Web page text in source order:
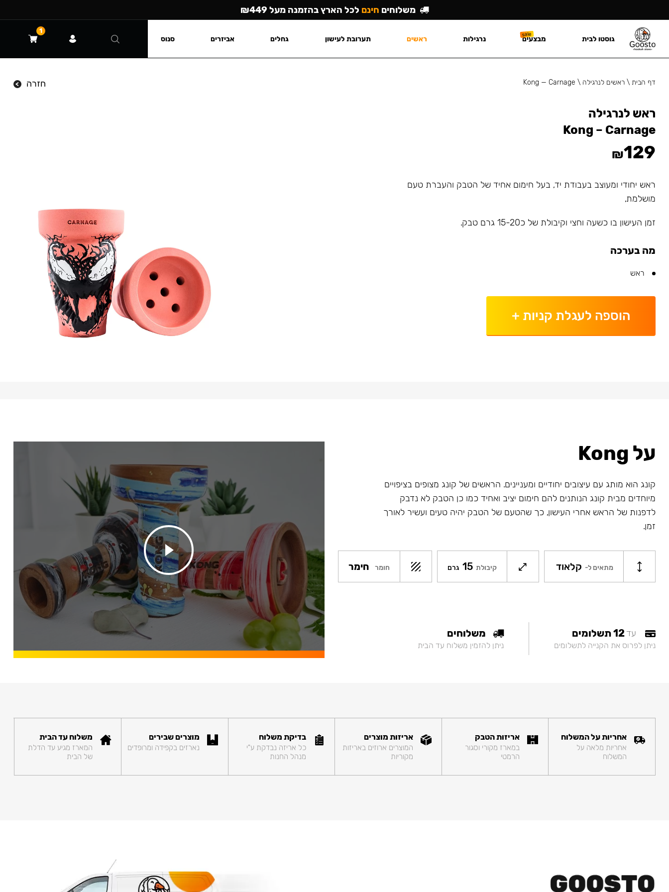
דף הבית\ ראשים לנרגילה \
Kong — Carnage חזרה
ראש לנרגילה
Kong – Carnage
₪129
ראש יחודי ומעוצב בעבודת יד, בעל חימום אחיד של הטבק והעברת טעם
מושלמת,
זמן העישון בו כשעה וחצי וקיבולת של כ15-20 גרם טבק.
מה בערכה
ראש
הוספה לעגלת קניות +
על Kong
קונג הוא מותג עם עיצובים יחודיים ומעניינים. הראשים של קונג מצופים בציפויים
מיוחדים מבית קונג הנותנים להם חימום יציב ואחיד כמו כן הטבק לא נדבק
לדפנות של הראש אחרי העישון, כך שהטעם של הטבק יהיה טעים ועשיר לאורך
זמן.
מתאים ל- קלאוד קיבולת 15 גרם חומר חימר
עד12 תשלומים
ניתן לפרוס את הקנייה לתשלומים
משלוחים
ניתן להזמין משלוח עד הבית
אחריות על המשלוח
אחריות מלאה על
המשלוח
אריזות הטבק
במארז מקורי וסגור
הרמטי
אריזות מוצרים
המוצרים ארוזים באריזות
מקוריות
בדיקת משלוח
כל אריזה נבדקת ע"י
מנהל החנות
מוצרים שבירים
נארזים בקפידה ומרופדים
משלוח עד הבית
המארז מגיע עד הדלת
של הבית
משלוחים חינם לכל הארץ בהזמנה מעל ₪449
גוסטו לבית מבצעים נרגילות ראשים תערובת לעישון גחלים אביזרים סנוס
1